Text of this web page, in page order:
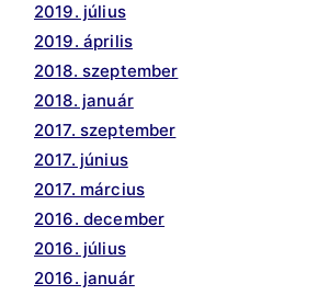
2019. július
2019. április
2018. szeptember
2018. január
2017. szeptember
2017. június
2017. március
2016. december
2016. július
2016. január